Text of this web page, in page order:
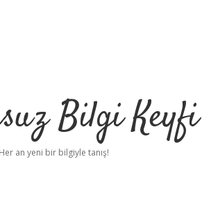
Bilgi Keyfi
Her an yeni bir bilgiyle tanış!